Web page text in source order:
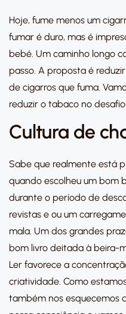
Hoje, fume menos um
fumar é duro, mas é
bebé. Um caminho longo
passo. A proposta é
de cigarros que fuma.
reduzir o tabaco no
Cultura de
Sabe que realmente está
quando escolheu um bom
durante o período de
revistas e ou um
mala. Um dos grandes
bom livro deitada à beira-
Ler favorece a
criatividade. Como
também nos esquecemos